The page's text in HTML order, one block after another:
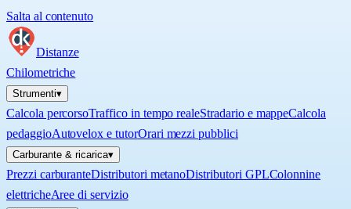
Salta al contenuto
Distanze
Chilometriche
Strumenti▾
Calcola percorsoTraffico in tempo realeStradario e mappeCalcola
pedaggioAutovelox e tutorOrari mezzi pubblici
Carburante & ricarica▾
Prezzi carburanteDistributori metanoDistributori GPLColonnine
elettricheAree di servizio